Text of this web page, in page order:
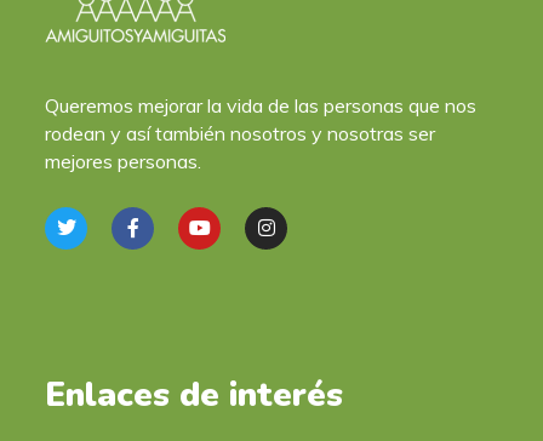
Queremos mejorar la vida de las personas que nos
rodean y así también nosotros y nosotras ser
mejores personas.
Enlaces de interés